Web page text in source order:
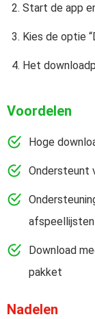
Start de app
Kies de optie
Het
Voordelen
Hoge
Ondersteunt
afspeellijsten
Download
pakket
Nadelen